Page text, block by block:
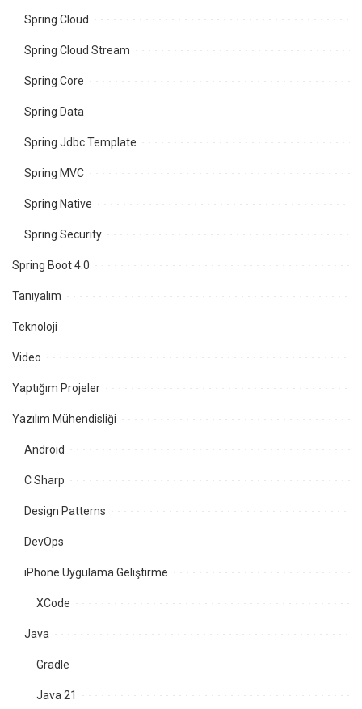
Spring Cloud
Spring Cloud Stream
Spring Core
Spring Data
Spring Jdbc Template
Spring MVC
Spring Native
Spring Security
Spring Boot 4.0
Tanıyalım
Teknoloji
Video
Yaptığım Projeler
Yazılım Mühendisliği
Android
C Sharp
Design Patterns
DevOps
iPhone Uygulama Geliştirme
XCode
Java
Gradle
Java 21